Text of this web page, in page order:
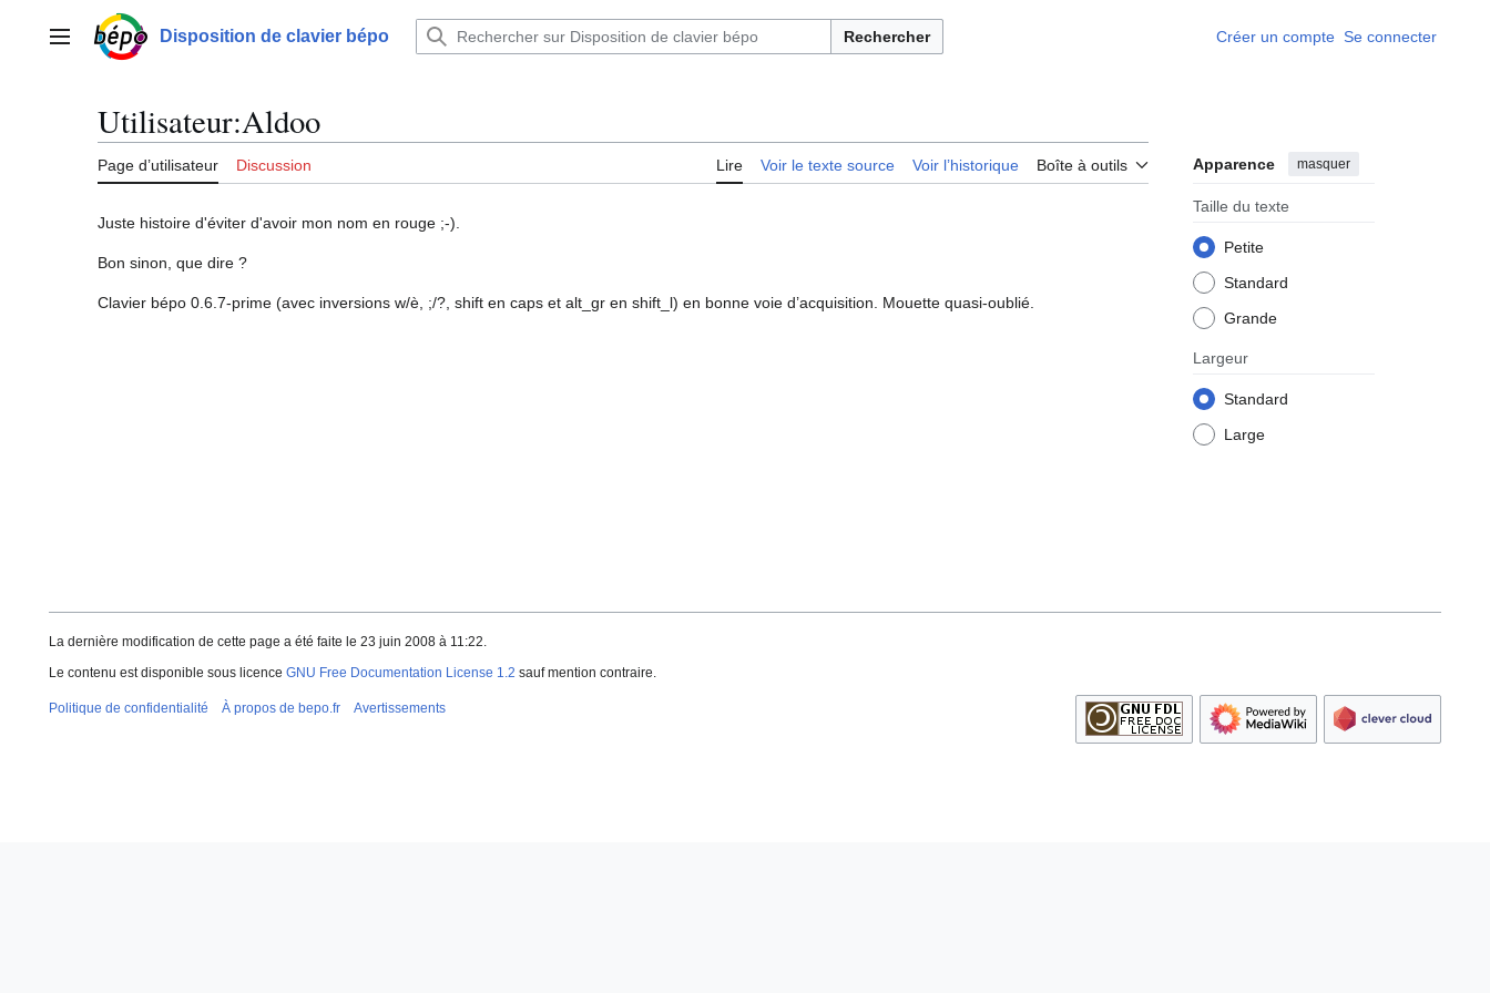
contenuMenu principalDisposition de clavier bépo Rechercher Créer un compte Se connecter
Utilisateur:Aldoo
Page d’utilisateur Discussion Lire Voir le texte source Voir l’historique Boîte à outils Apparence masquer
Taille du texte
Petite
Standard
Grande
Largeur
Standard
Large
Juste histoire d'éviter d'avoir mon nom en rouge ;-).
Bon sinon, que dire ?
Clavier bépo 0.6.7-prime (avec inversions w/è, ;/?, shift en caps et alt_gr en shift_l) en bonne voie d’acquisition. Mouette quasi-oublié.
La dernière modification de cette page a été faite le 23 juin 2008 à 11:22.
Le contenu est disponible sous licence GNU Free Documentation License 1.2 sauf mention contraire.
Politique de confidentialité À propos de bepo.fr Avertissements